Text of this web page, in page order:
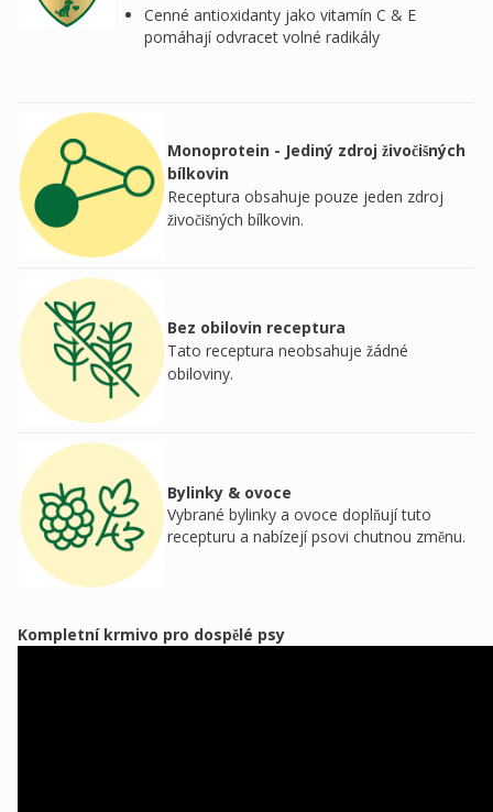
Cenné antioxidanty jako vitamín C & E
pomáhají odvracet volné radikály
Monoprotein - Jediný zdroj živočišných
bílkovin
Receptura obsahuje pouze jeden zdroj
živočišných bílkovin.
Bez obilovin receptura
Tato receptura neobsahuje žádné
obiloviny.
Bylinky & ovoce
Vybrané bylinky a ovoce doplňují tuto
recepturu a nabízejí psovi chutnou změnu.
Kompletní krmivo pro dospělé psy